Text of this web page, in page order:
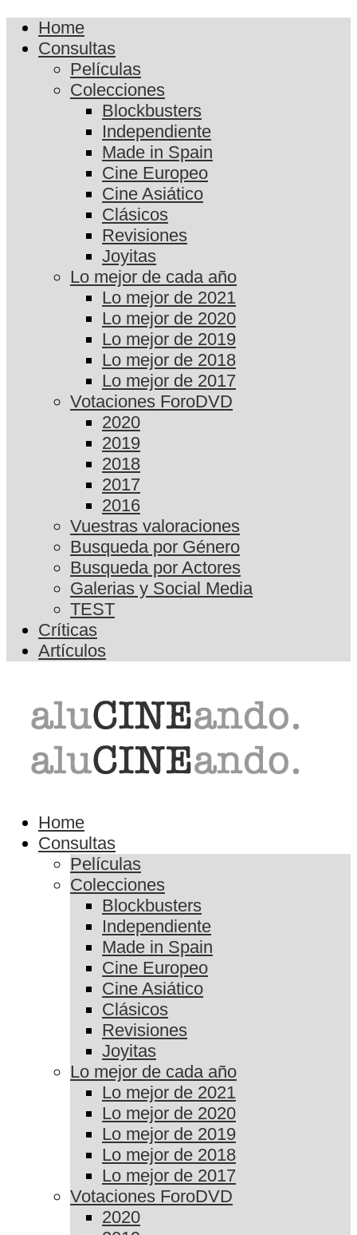
Home
Consultas
Películas
Colecciones
Blockbusters
Independiente
Made in Spain
Cine Europeo
Cine Asiático
Clásicos
Revisiones
Joyitas
Lo mejor de cada año
Lo mejor de 2021
Lo mejor de 2020
Lo mejor de 2019
Lo mejor de 2018
Lo mejor de 2017
Votaciones ForoDVD
2020
2019
2018
2017
2016
Vuestras valoraciones
Busqueda por Género
Busqueda por Actores
Galerias y Social Media
TEST
Críticas
Artículos
Home
Consultas
Películas
Colecciones
Blockbusters
Independiente
Made in Spain
Cine Europeo
Cine Asiático
Clásicos
Revisiones
Joyitas
Lo mejor de cada año
Lo mejor de 2021
Lo mejor de 2020
Lo mejor de 2019
Lo mejor de 2018
Lo mejor de 2017
Votaciones ForoDVD
2020